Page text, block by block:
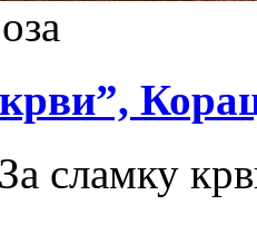
сламку